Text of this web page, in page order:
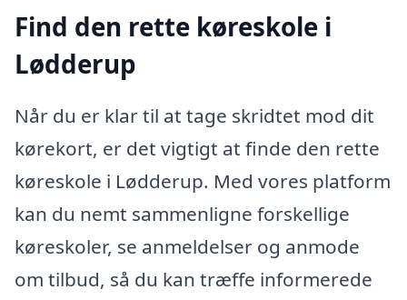
Find den rette køreskole i
Lødderup
Når du er klar til at tage skridtet mod dit
kørekort, er det vigtigt at finde den rette
køreskole i Lødderup. Med vores platform
kan du nemt sammenligne forskellige
køreskoler, se anmeldelser og anmode
om tilbud, så du kan træffe informerede